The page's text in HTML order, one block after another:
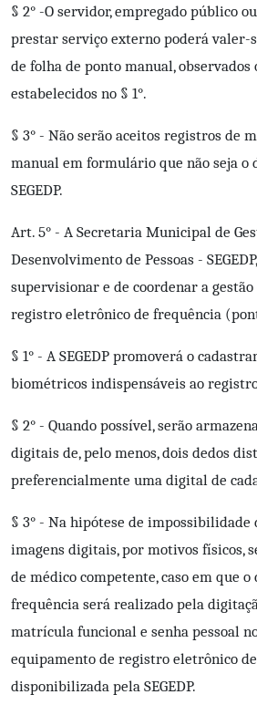
§ 2° -O servidor, empregado público
prestar serviço externo poderá valer-
de folha de ponto manual,
estabelecidos no § 1°.
§ 3° - Não serão aceitos registros de
manual em formulário que não seja o
SEGEDP.
Art. 5° - A Secretaria Municipal de
Desenvolvimento de Pessoas -
supervisionar e de coordenar a
registro eletrônico de frequência
§ 1° - A SEGEDP promoverá o
biométricos indispensáveis ao
§ 2° - Quando possível, serão
digitais de, pelo menos, dois dedos
preferencialmente uma digital de
§ 3° - Na hipótese de impossibilidade
imagens digitais, por motivos físicos,
de médico competente, caso em que o
frequência será realizado pela
matrícula funcional e senha pessoal
equipamento de registro eletrônico
disponibilizada pela SEGEDP.